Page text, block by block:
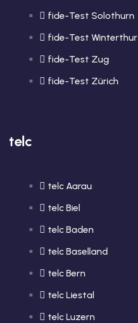
fide-Test Solothurn
fide-Test Winterthur
fide-Test Zug
fide-Test Zürich
telc
telc Aarau
telc Biel
telc Baden
telc Baselland
telc Bern
telc Liestal
telc Luzern